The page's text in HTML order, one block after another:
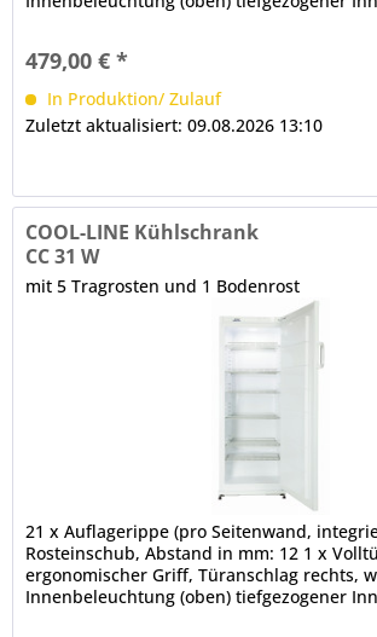
479,00 € *
In Produktion/ Zulauf
Zuletzt aktualisiert: 09.08.2026 13:10
COOL-LINE Kühlschrank
CC 31 W
mit 5 Tragrosten und 1 Bodenrost
21 x Auflagerippe (pro Seitenwand,
Rosteinschub, Abstand in mm: 12 1 x
ergonomischer Griff, Türanschlag rechts,
Innenbeleuchtung (oben) tiefgezogener